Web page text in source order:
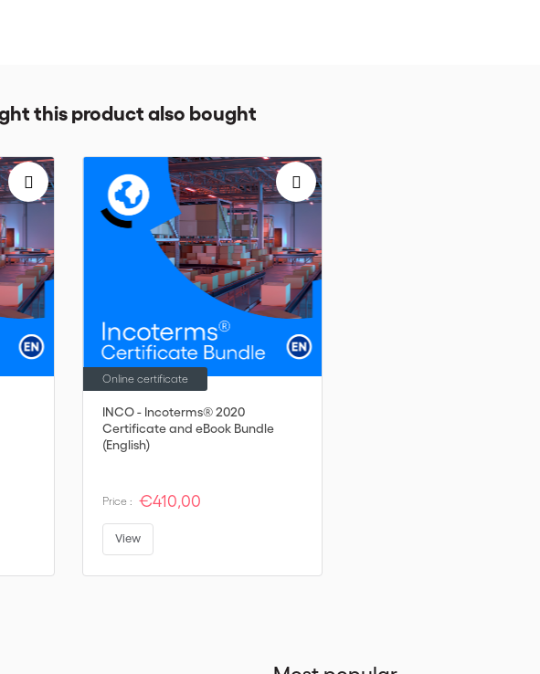
this product also bought
INCO - Incoterms® 2020
Certificate and eBook Bundle
(English)
Online certificate
Price : €410,00
View